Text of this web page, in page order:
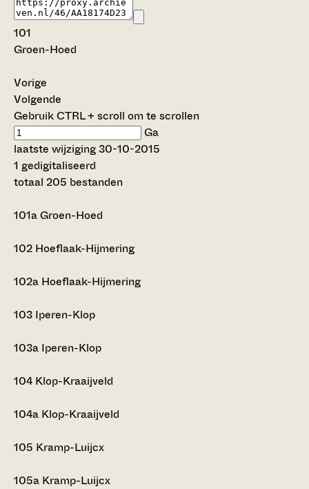
101
Groen-Hoed
Vorige
Volgende
Gebruik CTRL + scroll om te scrollen
Ga
laatste wijziging 30-10-2015
1 gedigitaliseerd
totaal 205 bestanden
101aGroen-Hoed
102 Hoeflaak-Hijmering
102a Hoeflaak-Hijmering
103 Iperen-Klop
103a Iperen-Klop
104 Klop-Kraaijveld
104a Klop-Kraaijveld
105 Kramp-Luijcx
105a Kramp-Luijcx